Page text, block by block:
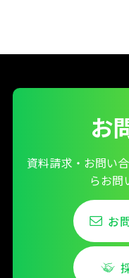
お
資料請求・お問い
らお問
お